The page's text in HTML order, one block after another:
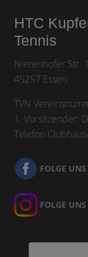
HTC
Tennis
Nierenhofer Str.
45257 Essen
TVN
1. Vorsitzender:
Telefon
FOLGE
FOLGE